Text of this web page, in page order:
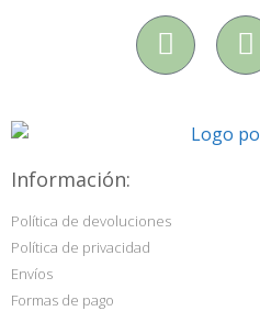
Información:
Política de devoluciones
Política de privacidad
Envíos
Formas de pago